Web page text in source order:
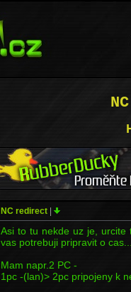
NC redirect |
Asi to tu nekde uz je, urcite
vas potrebuji pripravit o
Mam napr.2 PC -
1pc -(lan)> 2pc pripojeny k